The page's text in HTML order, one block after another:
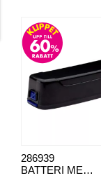
BATTERI MED HØY KAPASITET
286939